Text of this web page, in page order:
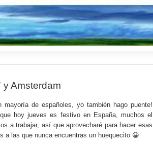
y Amsterdam
mayoría de españoles, yo también hago puente!
hoy jueves es festivo en España, muchos el
a trabajar, así que aprovecharé para hacer esas
a las que nunca encuentras un huequecito 😀